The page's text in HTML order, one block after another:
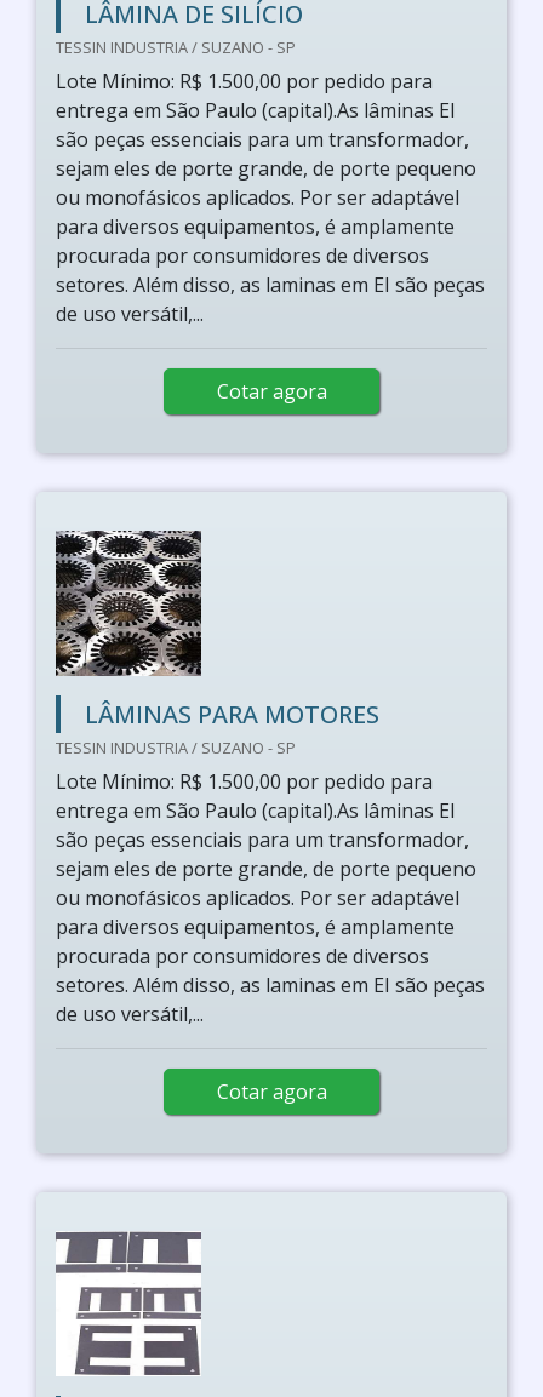
LÂMINA DE SILÍCIO
TESSIN INDUSTRIA / SUZANO - SP
Lote Mínimo: R$ 1.500,00 por pedido para
entrega em São Paulo (capital).As lâminas EI
são peças essenciais para um transformador,
sejam eles de porte grande, de porte pequeno
ou monofásicos aplicados. Por ser adaptável
para diversos equipamentos, é amplamente
procurada por consumidores de diversos
setores. Além disso, as laminas em EI são peças
de uso versátil,...
Cotar agora
LÂMINAS PARA MOTORES
TESSIN INDUSTRIA / SUZANO - SP
Lote Mínimo: R$ 1.500,00 por pedido para
entrega em São Paulo (capital).As lâminas EI
são peças essenciais para um transformador,
sejam eles de porte grande, de porte pequeno
ou monofásicos aplicados. Por ser adaptável
para diversos equipamentos, é amplamente
procurada por consumidores de diversos
setores. Além disso, as laminas em EI são peças
de uso versátil,...
Cotar agora